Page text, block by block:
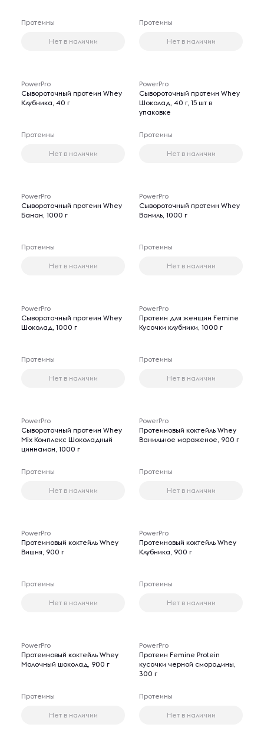
Протеины
Нет в наличии
Протеины
Нет в наличии
PowerPro
Сывороточный протеин Whey
Клубника, 40 г
Протеины
Нет в наличии
PowerPro
Сывороточный протеин Whey
Шоколад, 40 г, 15 шт в
упаковке
Протеины
Нет в наличии
PowerPro
Сывороточный протеин Whey
Банан, 1000 г
Протеины
Нет в наличии
PowerPro
Сывороточный протеин Whey
Ваниль, 1000 г
Протеины
Нет в наличии
PowerPro
Сывороточный протеин Whey
Шоколад, 1000 г
Протеины
Нет в наличии
PowerPro
Протеин для женщин Femine
Кусочки клубники, 1000 г
Протеины
Нет в наличии
PowerPro
Сывороточный протеин Whey
Mix Комплекс Шоколадный
циннамон, 1000 г
Протеины
Нет в наличии
PowerPro
Протеиновый коктейль Whey
Ванильное мороженое, 900 г
Протеины
Нет в наличии
PowerPro
Протеиновый коктейль Whey
Вишня, 900 г
Протеины
Нет в наличии
PowerPro
Протеиновый коктейль Whey
Клубника, 900 г
Протеины
Нет в наличии
PowerPro
Протеиновый коктейль Whey
Молочный шоколад, 900 г
Протеины
Нет в наличии
PowerPro
Протеин Femine Protein
кусочки черной смородины,
300 г
Протеины
Нет в наличии